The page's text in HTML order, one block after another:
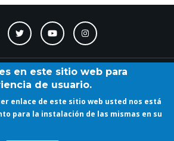
Directorio Calendario
Iniciar sesión
en este sitio web para
de usuario.
enlace de este sitio web usted nos está
para la instalación de las mismas en su